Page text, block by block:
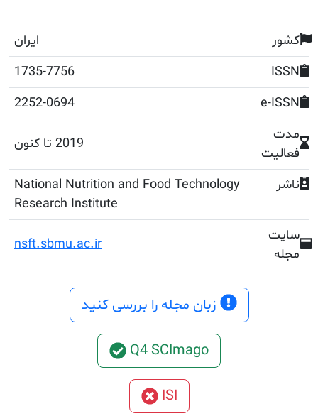
1735-7756
2252-0694
National Nutrition and Food Technology
Research Institute
nsft.sbmu.ac.ir
زبان مجله را بررسی کنید
Q4 SCImago